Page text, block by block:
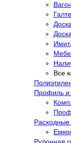
Все
Профиль и
Расходные